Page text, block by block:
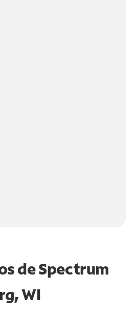
de Spectrum
WI